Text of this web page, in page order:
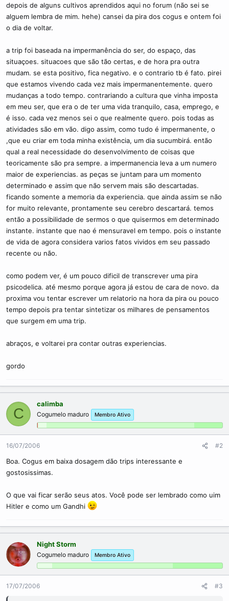
depois de alguns cultivos aprendidos aqui no forum (não sei se
alguem lembra de mim. hehe) cansei da pira dos cogus e ontem foi
o dia de voltar.
a trip foi baseada na impermanência do ser, do espaço, das
situaçoes. situacoes que são tão certas, e de hora pra outra
mudam. se esta positivo, fica negativo. e o contrario tb é fato. pirei
que estamos vivendo cada vez mais impermanentemente. quero
mudanças a todo tempo. contrariando a cultura que vinha imposta
em meu ser, que era o de ter uma vida tranquilo, casa, emprego, e
é isso. cada vez menos sei o que realmente quero. pois todas as
atividades são em vão. digo assim, como tudo é impermanente, o
,que eu criar em toda minha existência, um dia sucumbirá. então
qual a real necessidade do desenvolvimento de coisas que
teoricamente são pra sempre. a impermanencia leva a um numero
maior de experiencias. as peças se juntam para um momento
determinado e assim que não servem mais são descartadas.
ficando somente a memoria da experiencia. que ainda assim se não
for muito relevante, prontamente seu cerebro descartará. temos
então a possibilidade de sermos o que quisermos em determinado
instante. instante que nao é mensuravel em tempo. pois o instante
de vida de agora considera varios fatos vividos em seu passado
recente ou não.
como podem ver, é um pouco dificil de transcrever uma pira
psicodelica. até mesmo porque agora já estou de cara de novo. da
proxima vou tentar escrever um relatorio na hora da pira ou pouco
tempo depois pra tentar sintetizar os milhares de pensamentos
que surgem em uma trip.
abraços, e voltarei pra contar outras experiencias.
gordo
C
calimba
Cogumelo maduro Membro Ativo
16/07/2006 #2
Boa. Cogus em baixa dosagem dão trips interessante e
gostosissimas.
O que vai ficar serão seus atos. Você pode ser lembrado como uim
Hitler e como um Gandhi
Night Storm
Cogumelo maduro Membro Ativo
17/07/2006 #3